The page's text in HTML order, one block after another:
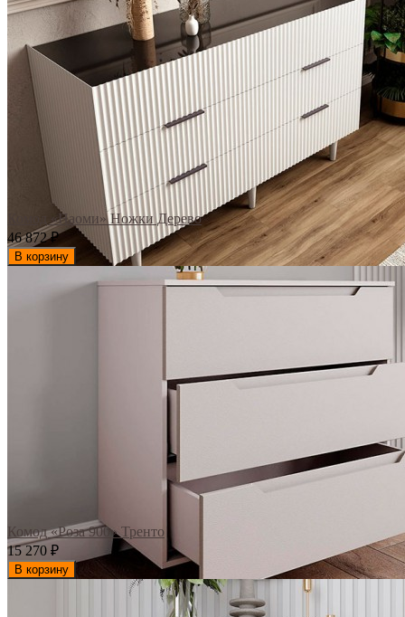
Комод «Наоми» Ножки Дерево
46 872₽
В корзину
Комод «Роза 900» Тренто
15 270 ₽
В корзину